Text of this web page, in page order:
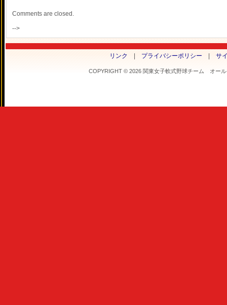
Comments are closed.
-->
リンク|プライバシーポリシー|サ
COPYRIGHT © 2026 関東女子軟式野球チーム オー